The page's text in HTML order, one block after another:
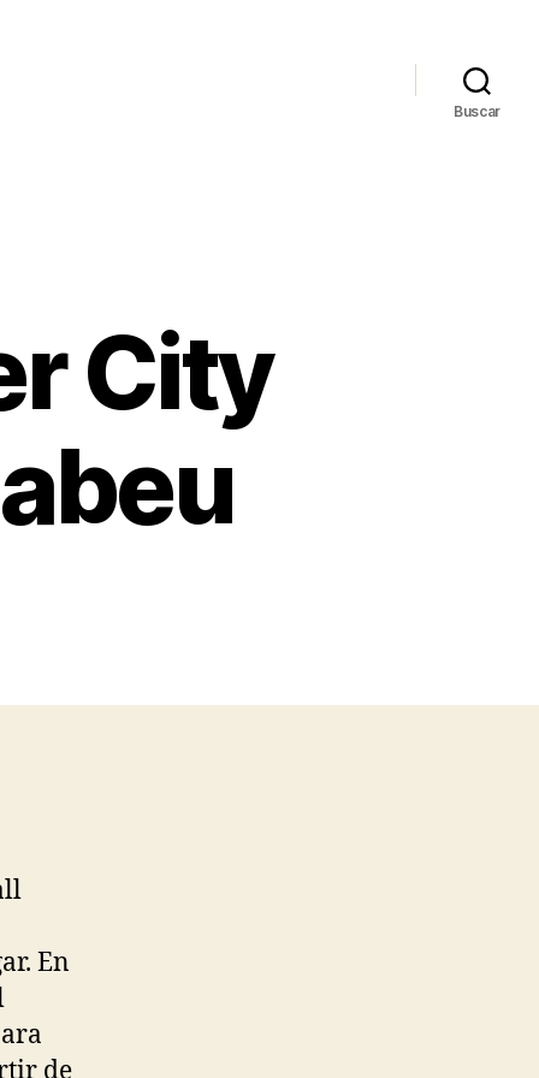
Buscar
City
En
de